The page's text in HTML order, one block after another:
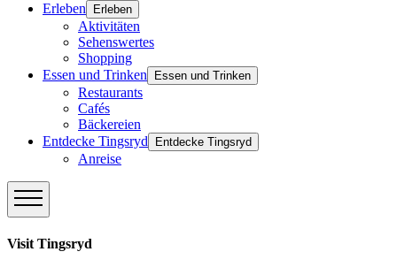
Erleben
Erleben
Aktivitäten
Sehenswertes
Shopping
Essen und Trinken
Essen und Trinken
Restaurants
Cafés
Bäckereien
Entdecke Tingsryd
Entdecke Tingsryd
Anreise
Visit Tingsryd